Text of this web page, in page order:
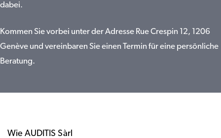
dabei.
Kommen Sie vorbei unter der Adresse Rue Crespin 12, 1206
Genève und vereinbaren Sie einen Termin für eine persönliche
Beratung.
Wie AUDITIS Sàrl